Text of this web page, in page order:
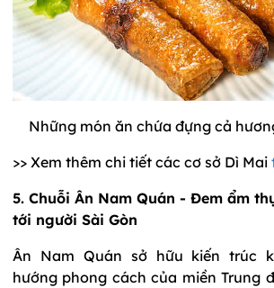
Những món ăn chứa đựng cả
>> Xem thêm chi tiết các cơ sở Dì Mai
5. Chuỗi Ân Nam Quán - Đem ẩm
tới người Sài Gòn
Ân Nam Quán sở hữu kiến trúc
hướng phong cách của miền Trung